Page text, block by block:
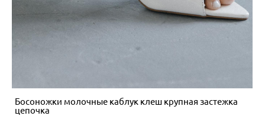
Босоножки молочные каблук клеш крупная застежка
цепочка